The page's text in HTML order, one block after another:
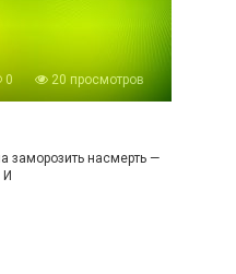
0
20 просмотров
заморозить насмерть —
И